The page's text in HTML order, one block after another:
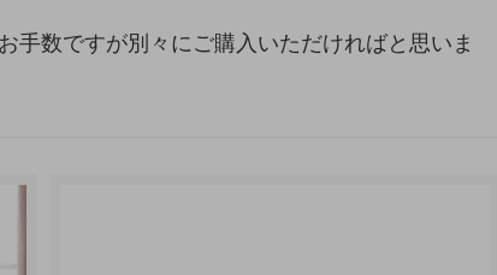
手数ですが別々にご購入いただければと思いま